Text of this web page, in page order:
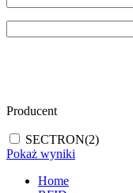
Producent
SECTRON(2)
Pokaż wyniki
Home